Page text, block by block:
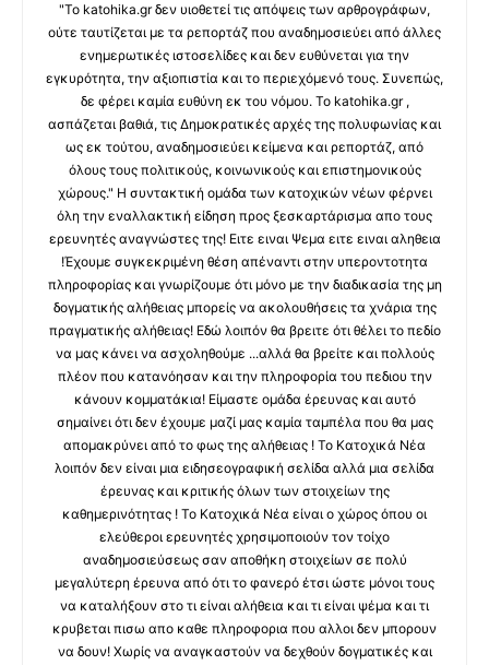
"Το katohika.gr δεν υιοθετεί τις απόψεις των αρθρογράφων,
ούτε ταυτίζεται με τα ρεπορτάζ που αναδημοσιεύει από άλλες
ενημερωτικές ιστοσελίδες και δεν ευθύνεται για την
εγκυρότητα, την αξιοπιστία και το περιεχόμενό τους. Συνεπώς,
δε φέρει καμία ευθύνη εκ του νόμου. Το katohika.gr ,
ασπάζεται βαθιά, τις Δημοκρατικές αρχές της πολυφωνίας και
ως εκ τούτου, αναδημοσιεύει κείμενα και ρεπορτάζ, από
όλους τους πολιτικούς, κοινωνικούς και επιστημονικούς
χώρους." Η συντακτική ομάδα των κατοχικών νέων φέρνει
όλη την εναλλακτική είδηση προς ξεσκαρτάρισμα απο τους
ερευνητές αναγνώστες της! Ειτε ειναι Ψεμα ειτε ειναι αληθεια
!Έχουμε συγκεκριμένη θέση απέναντι στην υπεροντοτητα
πληροφορίας και γνωρίζουμε ότι μόνο με την διαδικασία της μη
δογματικής αλήθειας μπορείς να ακολουθήσεις τα χνάρια της
πραγματικής αλήθειας! Εδώ λοιπόν θα βρειτε ότι θέλει το πεδίο
να μας κάνει να ασχοληθούμε ...αλλά θα βρείτε και πολλούς
πλέον που κατανόησαν και την πληροφορία του πεδιου την
κάνουν κομματάκια! Είμαστε ομάδα έρευνας και αυτό
σημαίνει ότι δεν έχουμε μαζί μας καμία ταμπέλα που θα μας
απομακρύνει από το φως της αλήθειας ! Το Κατοχικά Νέα
λοιπόν δεν είναι μια ειδησεογραφική σελίδα αλλά μια σελίδα
έρευνας και κριτικής όλων των στοιχείων της
καθημερινότητας ! Το Κατοχικά Νέα είναι ο χώρος όπου οι
ελεύθεροι ερευνητές χρησιμοποιούν τον τοίχο
αναδημοσιεύσεως σαν αποθήκη στοιχείων σε πολύ
μεγαλύτερη έρευνα από ότι το φανερό έτσι ώστε μόνοι τους
να καταλήξουν στο τι είναι αλήθεια και τι είναι ψέμα και τι
κρυβεται πισω απο καθε πληροφορια που αλλοι δεν μπορουν
να δουν! Χωρίς να αναγκαστούν να δεχθούν δογματικές και